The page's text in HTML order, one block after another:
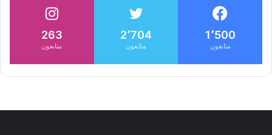
1٬500
متابعون
2٬704
متابعون
263
متابعون